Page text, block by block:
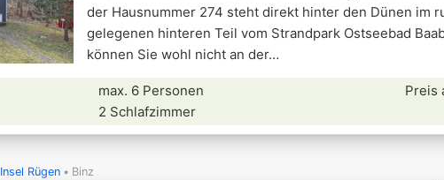
der Hausnummer 274 steht direkt hinter den Dünen im
gelegenen hinteren Teil vom Strandpark Ostseebad
können Sie wohl nicht an der
max. 6 Personen
2 Schlafzimmer
Preis
Insel Rügen Binz